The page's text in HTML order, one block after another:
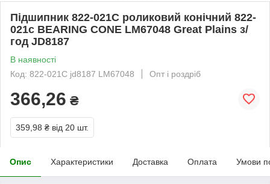
Підшипник 822-021С роликовий конічний 822-
021с BEARING CONE LM67048 Great Plains з/
год JD8187
В наявності
Код: 822-021C jd8187 LM67048
Опт і роздріб
366,26 ₴
359,98 ₴ від 20 шт.
Опис Характеристики Доставка Оплата Умови